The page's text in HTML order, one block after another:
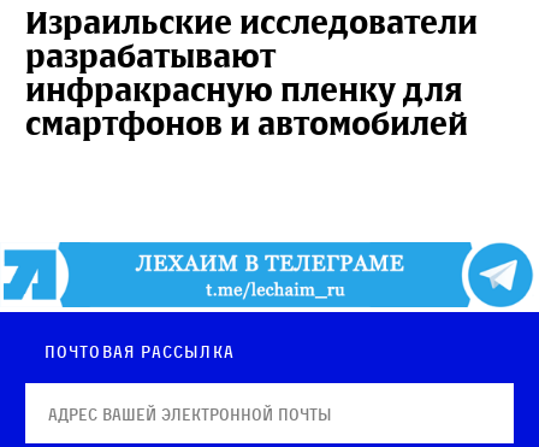
Израильские исследователи
разрабатывают
инфракрасную пленку для
смартфонов и автомобилей
Почтовая рассылка